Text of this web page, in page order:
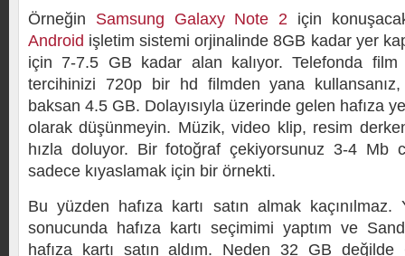
Örneğin Samsung Galaxy Note 2 için
Android işletim sistemi orjinalinde 8GB kadar yer
için 7-7.5 GB kadar alan kalıyor. Telefonda
tercihinizi 720p bir hd filmden yana
baksan 4.5 GB. Dolayısıyla üzerinde gelen hafıza
olarak düşünmeyin. Müzik, video klip, resim
hızla doluyor. Bir fotoğraf çekiyorsunuz 3-4 Mb
sadece kıyaslamak için bir örnekti.
Bu yüzden hafıza kartı satın almak kaçınılmaz.
sonucunda hafıza kartı seçimimi yaptım ve
hafıza kartı satın aldım. Neden 32 GB